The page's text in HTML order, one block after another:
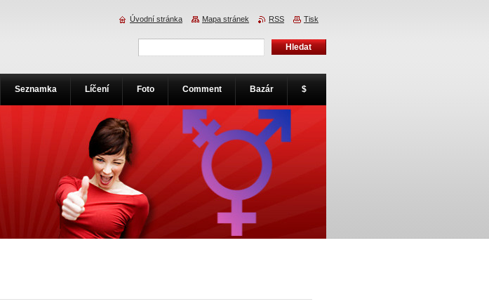
Seznamka Líčení Foto Comment Bazár $
Úvodní stránka Mapa stránek RSS Tisk